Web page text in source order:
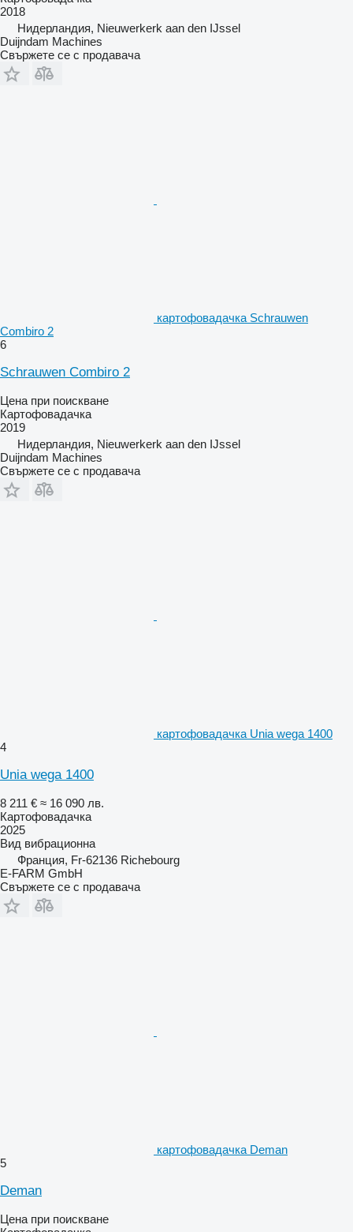
2018
Нидерландия, Nieuwerkerk aan den IJssel
Duijndam Machines
Свържете се с продавача
картофовадачка Schrauwen
Combiro 2
6
Schrauwen Combiro 2
Цена при поискване
Картофовадачка
2019
Нидерландия, Nieuwerkerk aan den IJssel
Duijndam Machines
Свържете се с продавача
картофовадачка Unia wega 1400
4
Unia wega 1400
8 211 € ≈ 16 090 лв.
Картофовадачка
2025
Вид вибрационна
Франция, Fr-62136 Richebourg
E-FARM GmbH
Свържете се с продавача
картофовадачка Deman
5
Deman
Цена при поискване